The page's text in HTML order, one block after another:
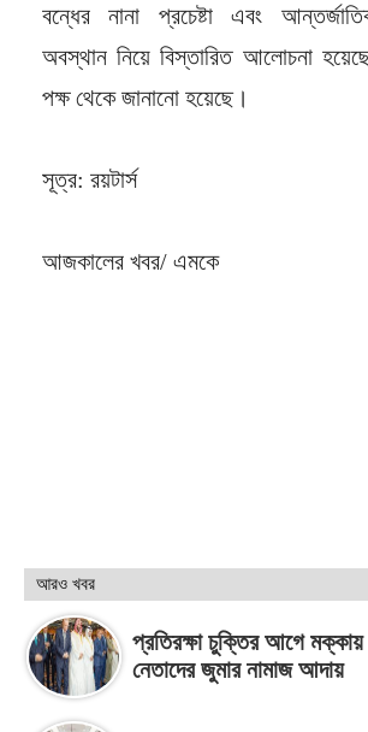
বন্ধের নানা প্রচেষ্টা এবং
অবস্থান নিয়ে বিস্তারিত আলোচনা
পক্ষ থেকে জানানো হয়েছে।
সূত্র: রয়টার্স
আজকালের খবর/ এমকে
আরও খবর
প্রতিরক্ষা চুক্তির আগে মক্কায়
নেতাদের জুমার নামাজ আদায়